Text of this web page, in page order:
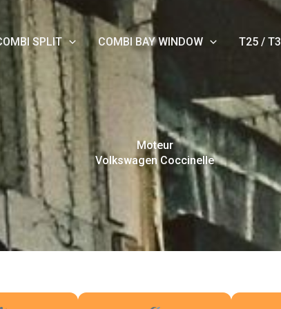
SPLIT COMBI BAY WINDOW T25 / T3
Moteur
Volkswagen Coccinelle